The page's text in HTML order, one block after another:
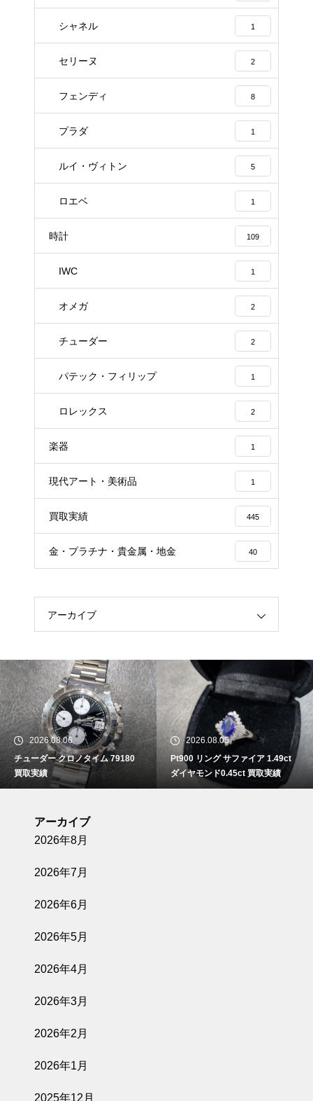
シャネル 1
セリーヌ 2
フェンディ 8
プラダ 1
ルイ・ヴィトン 5
ロエベ 1
時計 109
IWC 1
オメガ 2
チューダー 2
パテック・フィリップ 1
ロレックス 2
楽器 1
現代アート・美術品 1
買取実績 445
金・プラチナ・貴金属・地金 40
アーカイブ
2026.08.06
チューダー クロノタイム 79180
買取実績
2026.08.05
Pt900 リング サファイア 1.49ct
ダイヤモンド0.45ct 買取実績
アーカイブ
2026年8月
2026年7月
2026年6月
2026年5月
2026年4月
2026年3月
2026年2月
2026年1月
2025年12月